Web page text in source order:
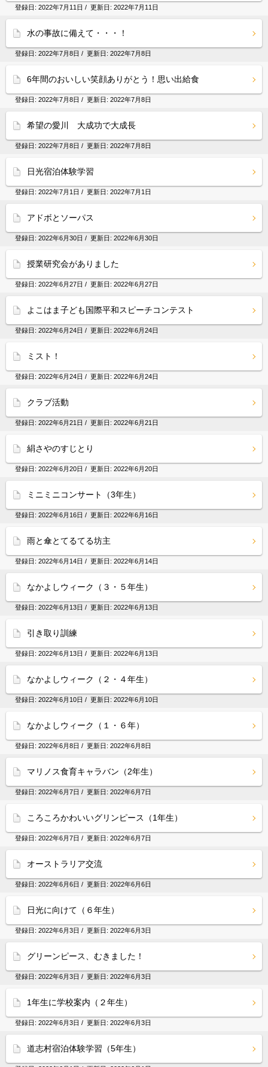
登録日: 2022年7月11日 / 更新日: 2022年7月11日
水の事故に備えて・・・！
登録日: 2022年7月8日 / 更新日: 2022年7月8日
6年間のおいしい笑顔ありがとう！思い出給食
登録日: 2022年7月8日 / 更新日: 2022年7月8日
希望の愛川 大成功で大成長
登録日: 2022年7月8日 / 更新日: 2022年7月8日
日光宿泊体験学習
登録日: 2022年7月1日 / 更新日: 2022年7月1日
アドボとソーパス
登録日: 2022年6月30日 / 更新日: 2022年6月30日
授業研究会がありました
登録日: 2022年6月27日 / 更新日: 2022年6月27日
よこはま子ども国際平和スピーチコンテスト
登録日: 2022年6月24日 / 更新日: 2022年6月24日
ミスト！
登録日: 2022年6月24日 / 更新日: 2022年6月24日
クラブ活動
登録日: 2022年6月21日 / 更新日: 2022年6月21日
絹さやのすじとり
登録日: 2022年6月20日 / 更新日: 2022年6月20日
ミニミニコンサート（3年生）
登録日: 2022年6月16日 / 更新日: 2022年6月16日
雨と傘とてるてる坊主
登録日: 2022年6月14日 / 更新日: 2022年6月14日
なかよしウィーク（３・５年生）
登録日: 2022年6月13日 / 更新日: 2022年6月13日
引き取り訓練
登録日: 2022年6月13日 / 更新日: 2022年6月13日
なかよしウィーク（２・４年生）
登録日: 2022年6月10日 / 更新日: 2022年6月10日
なかよしウィーク（１・６年）
登録日: 2022年6月8日 / 更新日: 2022年6月8日
マリノス食育キャラバン（2年生）
登録日: 2022年6月7日 / 更新日: 2022年6月7日
ころころかわいいグリンピース（1年生）
登録日: 2022年6月7日 / 更新日: 2022年6月7日
オーストラリア交流
登録日: 2022年6月6日 / 更新日: 2022年6月6日
日光に向けて（６年生）
登録日: 2022年6月3日 / 更新日: 2022年6月3日
グリーンピース、むきました！
登録日: 2022年6月3日 / 更新日: 2022年6月3日
1年生に学校案内（２年生）
登録日: 2022年6月3日 / 更新日: 2022年6月3日
道志村宿泊体験学習（5年生）